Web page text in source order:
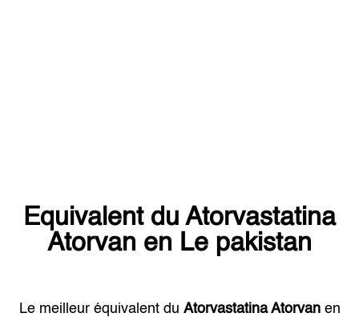
Equivalent du Atorvastatina
Atorvan en Le pakistan
Le meilleur équivalent du Atorvastatina Atorvanen